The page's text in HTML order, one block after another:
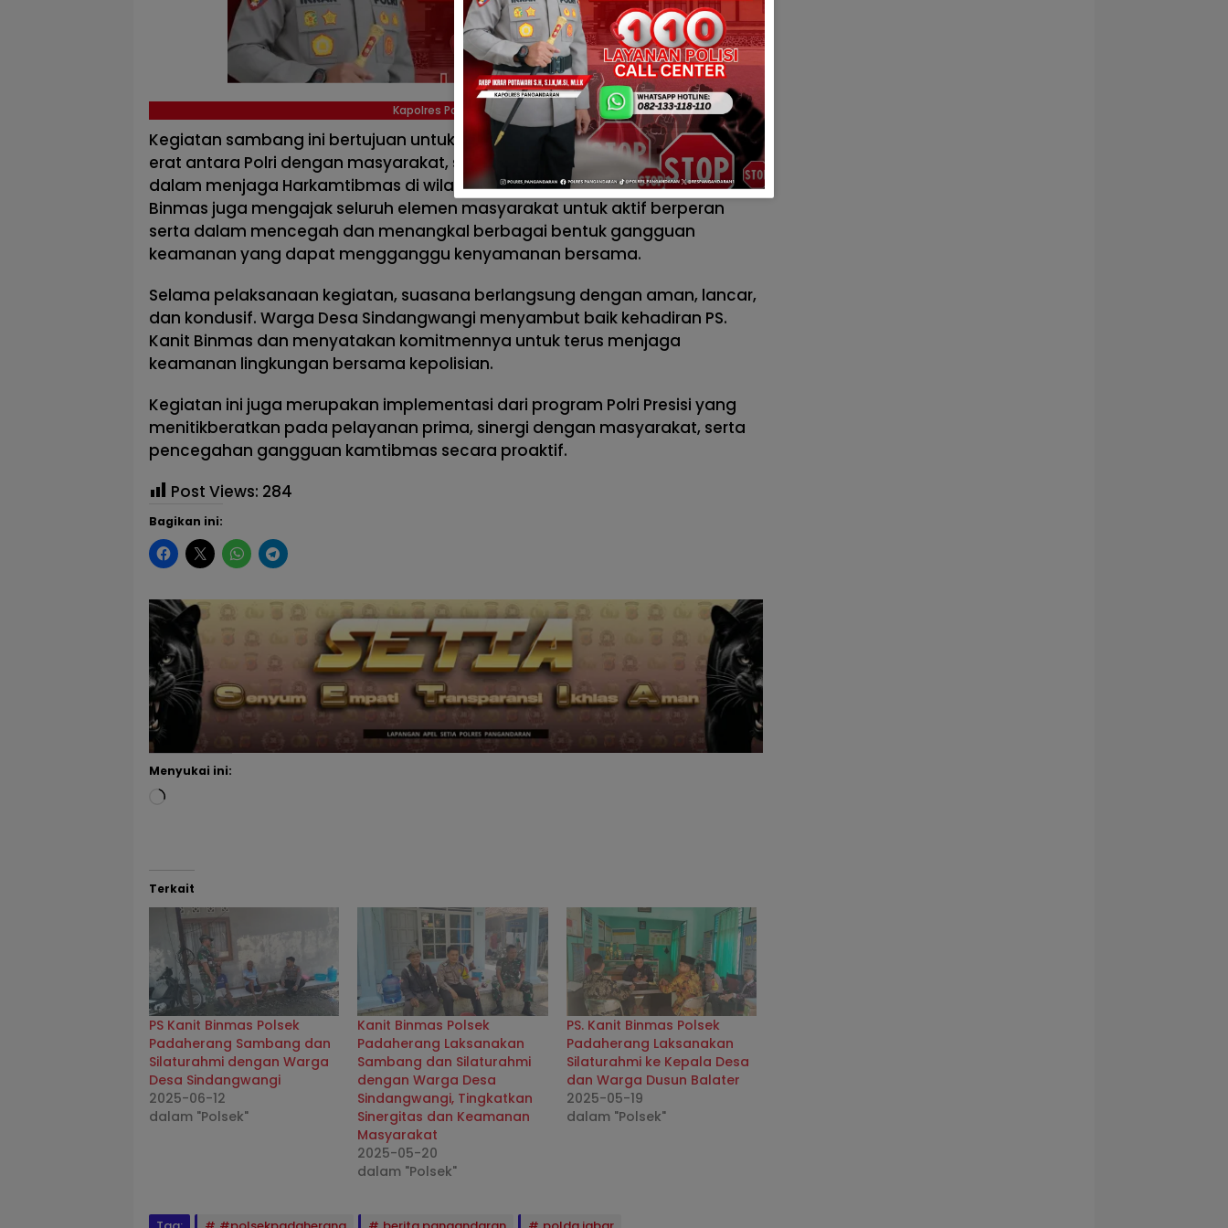
Kapolres Pangandaran
Kegiatan sambang ini bertujuan untuk membangun hubungan yang lebih
erat antara Polri dengan masyarakat, sehingga tercipta sinergi yang baik
dalam menjaga Harkamtibmas di wilayah Desa Sindangwangi. PS. Kanit
Binmas juga mengajak seluruh elemen masyarakat untuk aktif berperan
serta dalam mencegah dan menangkal berbagai bentuk gangguan
keamanan yang dapat mengganggu kenyamanan bersama.
Selama pelaksanaan kegiatan, suasana berlangsung dengan aman, lancar,
dan kondusif. Warga Desa Sindangwangi menyambut baik kehadiran PS.
Kanit Binmas dan menyatakan komitmennya untuk terus menjaga
keamanan lingkungan bersama kepolisian.
Kegiatan ini juga merupakan implementasi dari program Polri Presisi yang
menitikberatkan pada pelayanan prima, sinergi dengan masyarakat, serta
pencegahan gangguan kamtibmas secara proaktif.
Post Views: 284
Bagikan ini:
Menyukai ini:
Terkait
PS Kanit Binmas Polsek
Padaherang Sambang dan
Silaturahmi dengan Warga
Desa Sindangwangi
2025-06-12
dalam "Polsek"
Kanit Binmas Polsek
Padaherang Laksanakan
Sambang dan Silaturahmi
dengan Warga Desa
Sindangwangi, Tingkatkan
Sinergitas dan Keamanan
Masyarakat
2025-05-20
dalam "Polsek"
PS. Kanit Binmas Polsek
Padaherang Laksanakan
Silaturahmi ke Kepala Desa
dan Warga Dusun Balater
2025-05-19
dalam "Polsek"